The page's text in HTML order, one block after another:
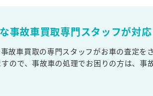
事故車買取専門スタッフが対応
故車買取の専門スタッフがお車の査定を
ので、事故車の処理でお困りの方は、事